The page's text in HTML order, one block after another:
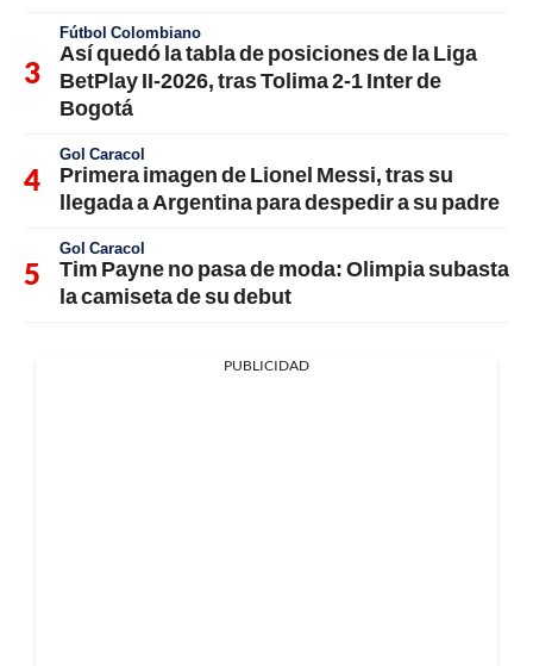
Fútbol Colombiano
Así quedó la tabla de posiciones de la Liga
BetPlay II-2026, tras Tolima 2-1 Inter de
Bogotá
Gol Caracol
Primera imagen de Lionel Messi, tras su
llegada a Argentina para despedir a su padre
Gol Caracol
Tim Payne no pasa de moda: Olimpia subasta
la camiseta de su debut
PUBLICIDAD